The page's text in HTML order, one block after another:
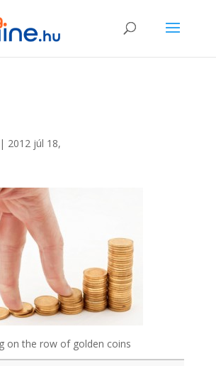
| 2012 júl 18,
on the row of golden coins